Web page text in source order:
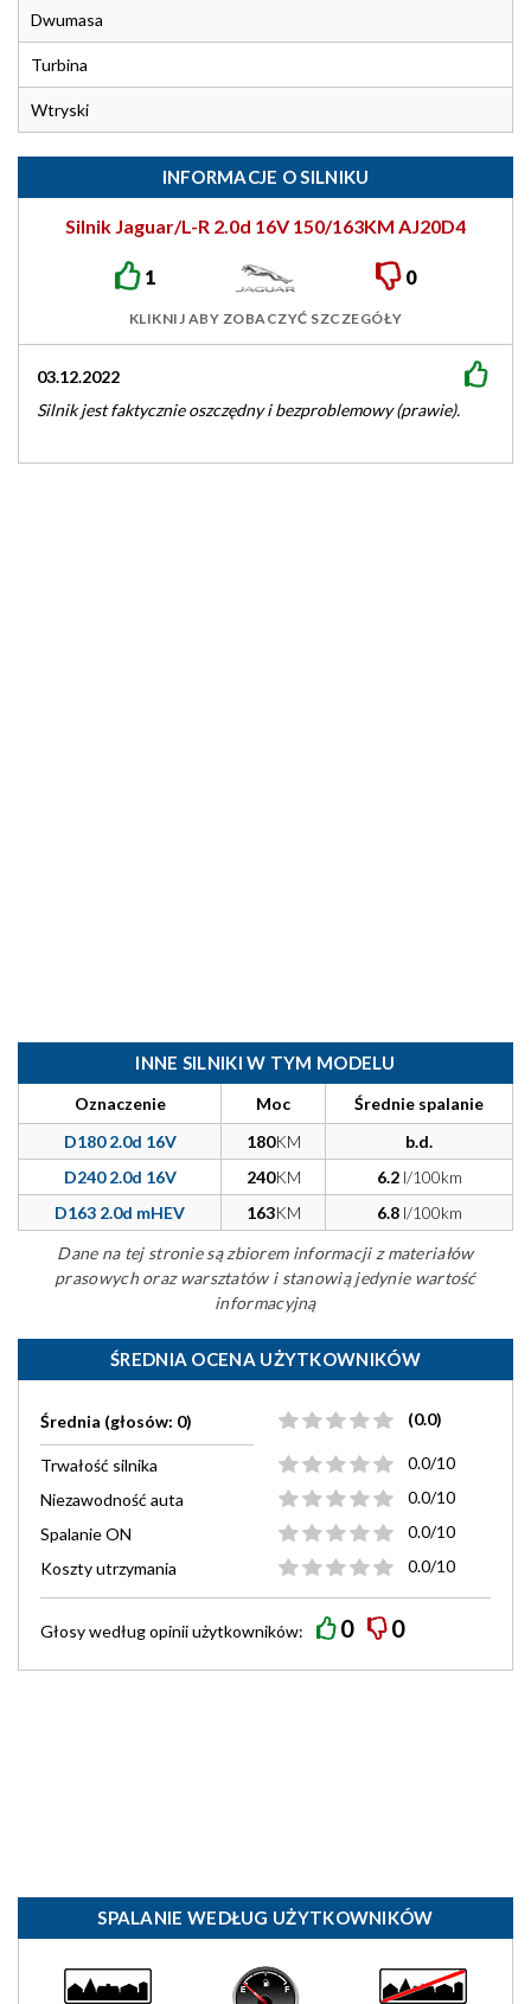
Dwumasa
Turbina
Wtryski
INFORMACJE O SILNIKU
Silnik Jaguar/L-R 2.0d 16V 150/163KM AJ20D4
1 0
KLIKNIJ ABY ZOBACZYĆ SZCZEGÓŁY
03.12.2022
Silnik jest faktycznie oszczędny i bezproblemowy (prawie).
INNE SILNIKI W TYM MODELU
Oznaczenie Moc
Średnie spalanie
D180 2.0d 16V
180KM
b.d.
D240 2.0d 16V
240KM 6.2l/100km
D163 2.0d mHEV
163KM 6.8l/100km
Dane na tej stronie są zbiorem informacji z materiałów
prasowych oraz warsztatów i stanowią jedynie wartość
informacyjną
ŚREDNIA OCENA UŻYTKOWNIKÓW
Średnia (głosów: 0) (0.0)
Trwałość silnika
0.0/10
Niezawodność auta
0.0/10
Spalanie ON
0.0/10
Koszty utrzymania
0.0/10
Głosy wedługopiniiużytkowników: 0 0
SPALANIE WEDŁUG UŻYTKOWNIKÓW